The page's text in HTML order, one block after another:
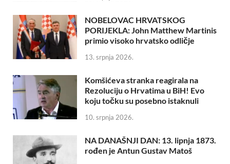
NOBELOVAC HRVATSKOG
PORIJEKLA: John Matthew Martinis
primio visoko hrvatsko odličje
13. srpnja 2026.
Komšićeva stranka reagirala na
Rezoluciju o Hrvatima u BiH! Evo
koju točku su posebno istaknuli
10. srpnja 2026.
NA DANAŠNJI DAN: 13. lipnja 1873.
rođen je Antun Gustav Matoš